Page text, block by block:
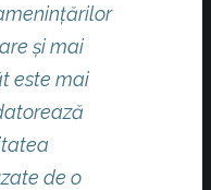
și mai
este mai
de o